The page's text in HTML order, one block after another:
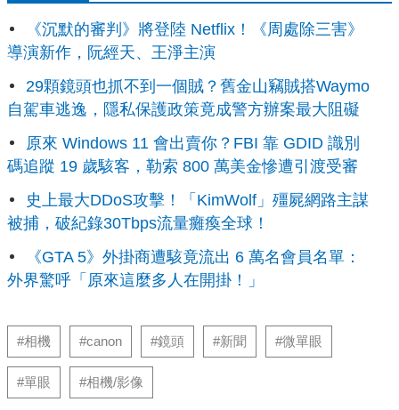
《沉默的審判》將登陸 Netflix！《周處除三害》
導演新作，阮經天、王淨主演
29顆鏡頭也抓不到一個賊？舊金山竊賊搭Waymo
自駕車逃逸，隱私保護政策竟成警方辦案最大阻礙
原來 Windows 11 會出賣你？FBI 靠 GDID 識別
碼追蹤 19 歲駭客，勒索 800 萬美金慘遭引渡受審
史上最大DDoS攻擊！「KimWolf」殭屍網路主謀
被捕，破紀錄30Tbps流量癱瘓全球！
《GTA 5》外掛商遭駭竟流出 6 萬名會員名單：
外界驚呼「原來這麼多人在開掛！」
#相機 #canon #鏡頭 #新聞 #微單眼
#單眼 #相機/影像